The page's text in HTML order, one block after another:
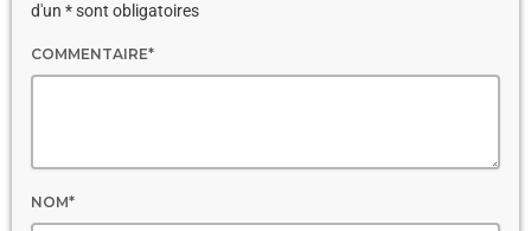
d'un * sont obligatoires
COMMENTAIRE*
NOM*